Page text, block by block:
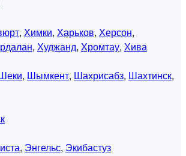
, Химки, Харьков, Херсон,
, Худжанд, Хромтау, Хива
, Шымкент, Шахрисабз, Шахтинск,
, Энгельс, Экибастуз